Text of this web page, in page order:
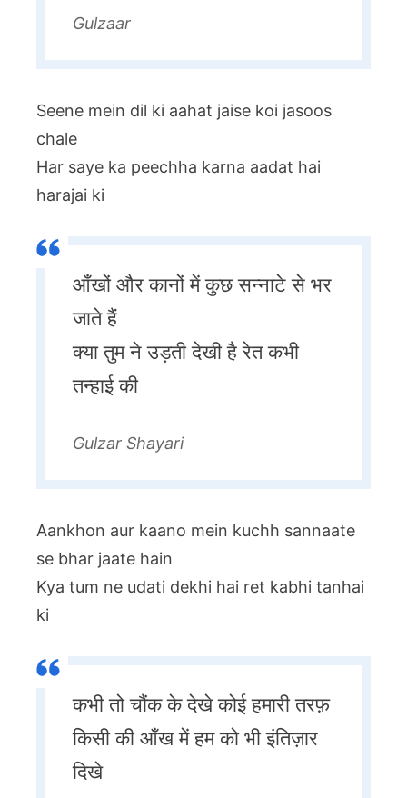
Gulzaar
Seene mein dil ki aahat jaise koi jasoos
chale
Har saye ka peechha karna aadat hai
harajai ki
आँखों और कानों में कुछ सन्नाटे से भर
जाते हैं
क्या तुम ने उड़ती देखी है रेत कभी
तन्हाई की
Gulzar Shayari
Aankhon aur kaano mein kuchh sannaate
se bhar jaate hain
Kya tum ne udati dekhi hai ret kabhi tanhai
ki
कभी तो चौंक के देखे कोई हमारी तरफ़
किसी की आँख में हम को भी इंतिज़ार
दिखे